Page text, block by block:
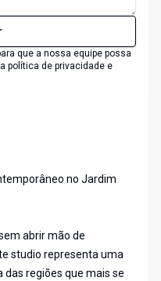
que a nossa equipe possa
política de privacidade e
no Jardim
abrir mão de
studio representa uma
regiões que mais se